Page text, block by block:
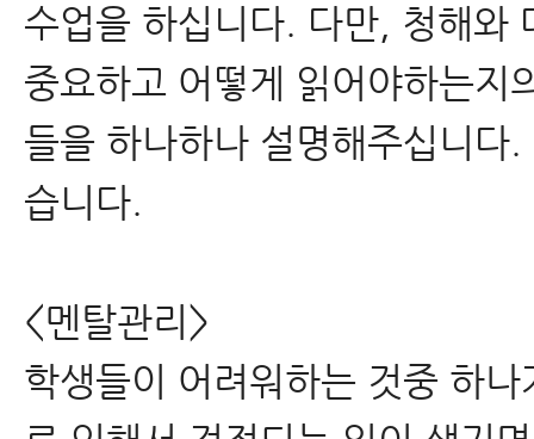
수업을 하십니다. 다만, 청해와
중요하고 어떻게 읽어야하는지
들을 하나하나 설명해주십니다
습니다.
<멘탈관리>
학생들이 어려워하는 것중 하